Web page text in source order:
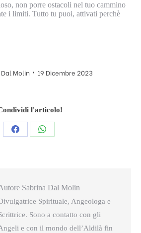
non porre ostacoli nel tuo cammino
i limiti. Tutto tu puoi, attivati perchè
Molin 19 Dicembre 2023
l'articolo!
CondividiCondividi
Sabrina Dal Molin
Spirituale, Angeologa e
Sono a contatto con gli
e con il mondo dell’Aldilà fin